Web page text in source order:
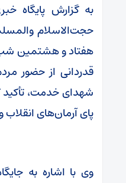
به گزارش پایگاه
حجت‌الاسلام
هفتاد و هشتمین شب
قدردانی از حضور
شهدای خدمت، تأکید
پای آرمان‌های
وی با اشاره به